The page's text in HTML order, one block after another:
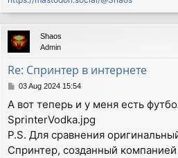
Shaos
Admin
Re: Спринтер в интернете
P
s
t
03 Aug 2024 15:54
А вот теперь и у меня есть
SprinterVodka.jpg
P.S. Для сравнения
Спринтер, созданный